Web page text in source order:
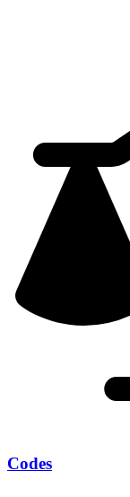
Codes